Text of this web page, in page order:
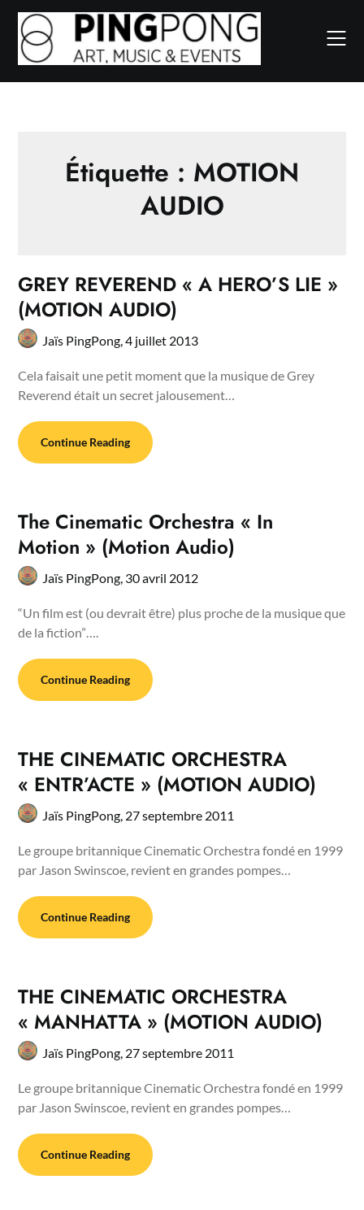
Skip
content
Étiquette : MOTION
AUDIO
GREY REVEREND « A HERO’S LIE »
(MOTION AUDIO)
Jaïs PingPong,4 juillet 2013
Cela faisait une petit moment que la musique de Grey
Reverend était un secret jalousement…
Continue Reading
The Cinematic Orchestra « In
Motion » (Motion Audio)
Jaïs PingPong, 30 avril 2012
“Un film est (ou devrait être) plus proche de la musique que
de la fiction”….
Continue Reading
THE CINEMATIC ORCHESTRA
« ENTR’ACTE » (MOTION AUDIO)
Jaïs PingPong, 27 septembre 2011
Le groupe britannique Cinematic Orchestra fondé en 1999
par Jason Swinscoe, revient en grandes pompes…
Continue Reading
THE CINEMATIC ORCHESTRA
« MANHATTA » (MOTION AUDIO)
Jaïs PingPong, 27 septembre 2011
Le groupe britannique Cinematic Orchestra fondé en 1999
par Jason Swinscoe, revient en grandes pompes…
Continue Reading